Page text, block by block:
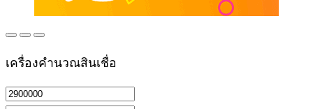
เครื่องคำนวณสินเชื่อ